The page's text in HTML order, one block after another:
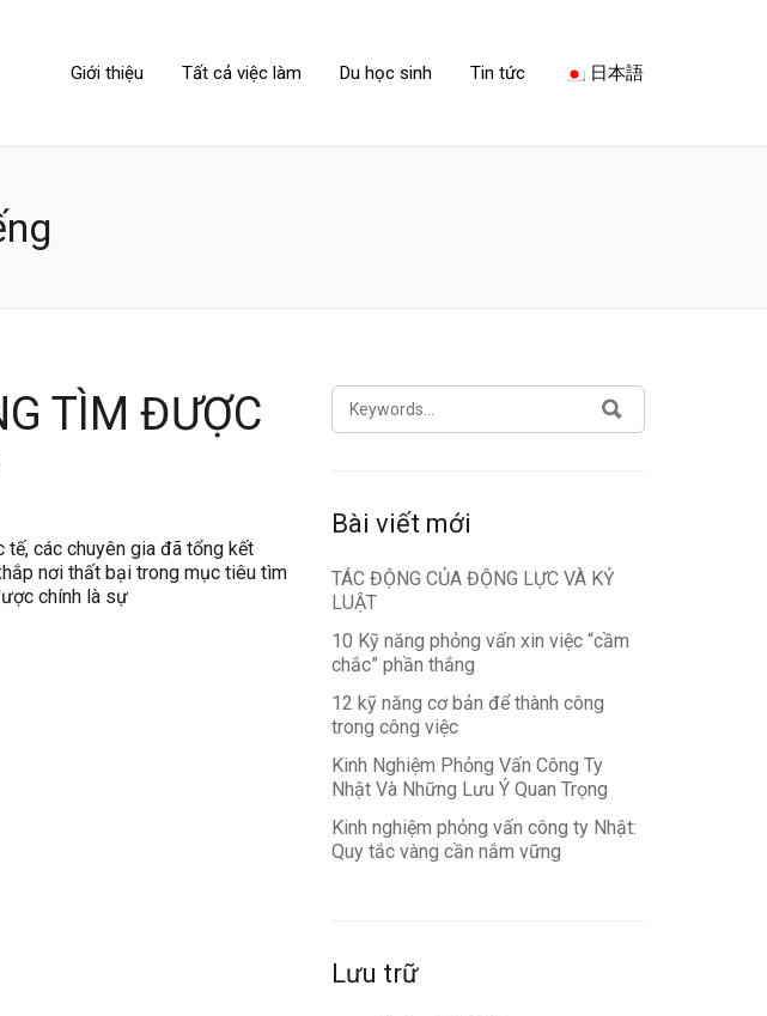
Giới thiệu Tất cả việc làm Du học sinh Tin tức 日本語
TÌM ĐƯỢC
các chuyên gia đã tổng kết
nơi thất bại trong mục tiêu tìm
chính là sự
SEARCH
FOR:
Bài viết mới
TÁC ĐỘNG CỦA ĐỘNG LỰC VÀ KỶ
LUẬT
10 Kỹ năng phỏng vấn xin việc “cầm
chắc” phần thắng
12 kỹ năng cơ bản để thành công
trong công việc
Kinh Nghiệm Phỏng Vấn Công Ty
Nhật Và Những Lưu Ý Quan Trọng
Kinh nghiệm phỏng vấn công ty Nhật:
Quy tắc vàng cần nắm vững
Lưu trữ